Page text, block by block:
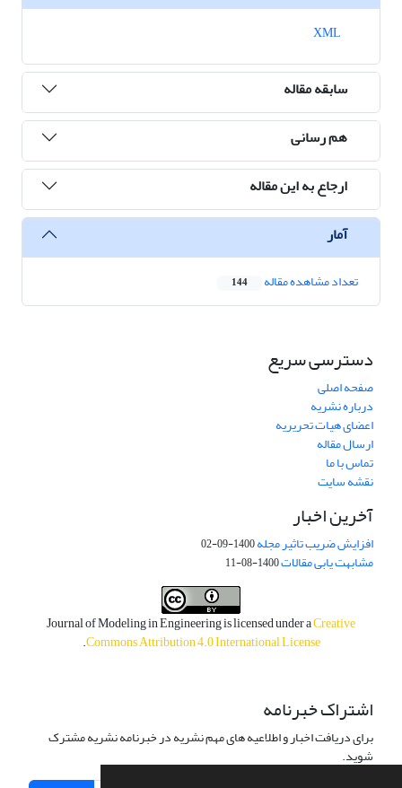
سابقه مقاله
هم رسانی
ارجاع به این مقاله
آمار
تعداد مشاهده مقاله 144
دسترسی سریع
صفحه اصلی
درباره نشریه
اعضای هیات تحریریه
ارسال مقاله
تماس با ما
نقشه سایت
آخرین اخبار
افزایش ضریب تاثیر مجله1400-09-02
مشابهت یابی مقالات1400-08-11
Journal of Modeling in Engineering is licensed under aCreative
Commons Attribution 4.0 International License
.
اشتراک خبرنامه
برای دریافت اخبار و اطلاعیه های مهم نشریه در خبرنامه نشریه مشترک
شوید.